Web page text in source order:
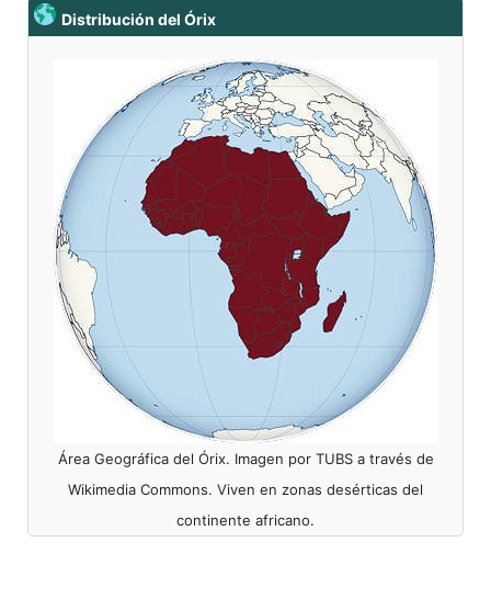
Distribución del Órix
Área Geográfica del Órix. Imagen por TUBS a través de
Wikimedia Commons. Viven en zonas desérticas del
continente africano.